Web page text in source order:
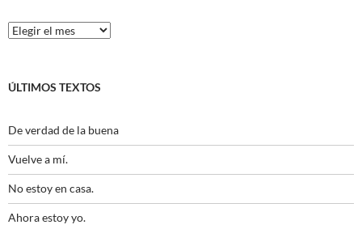
Histórico
ÚLTIMOS TEXTOS
De verdad de la buena
Vuelve a mí.
No estoy en casa.
Ahora estoy yo.